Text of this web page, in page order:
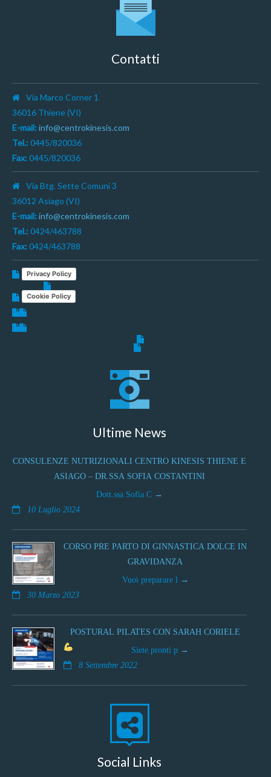
Contatti
Via Marco Corner 1
36016 Thiene (VI)
E-mail: info@centrokinesis.com
Tel.: 0445/820036
Fax: 0445/820036
Via Btg. Sette Comuni 3
36012 Asiago (VI)
E-mail: info@centrokinesis.com
Tel.: 0424/463788
Fax: 0424/463788
Privacy Policy
Cookie Policy
Ultime News
CONSULENZE NUTRIZIONALI CENTRO KINESIS THIENE E
ASIAGO – DR.SSA SOFIA COSTANTINI
Dott.ssa Sofia C
10 Luglio 2024
CORSO PRE PARTO DI GINNASTICA DOLCE IN
GRAVIDANZA
Vuoi preparare l
30 Marzo 2023
POSTURAL PILATES CON SARAH CORIELE
Siete pronti p
8 Settembre 2022
Social Links